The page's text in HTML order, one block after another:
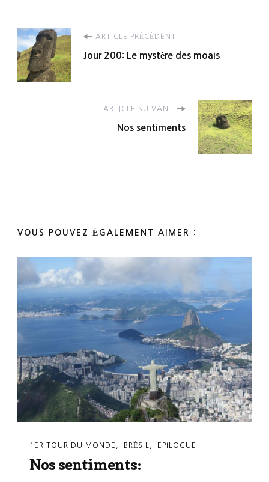
Navigation
d'article
ARTICLE PRÉCÉDENT
Jour 200: Le mystère des moais
ARTICLE SUIVANT
Nos sentiments
VOUS POUVEZ ÉGALEMENT AIMER :
1ER TOUR DU MONDE BRÉSIL EPILOGUE
Nos sentiments: